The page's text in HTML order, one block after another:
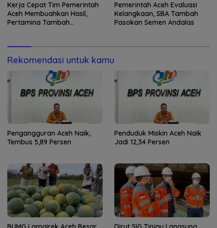
Kerja Cepat Tim Pemerintah
Aceh Membuahkan Hasil,
Pertamina Tambah
Pemerintah Aceh Evaluasi
Kelangkaan, SBA Tambah
Pasokan Semen Andalas
Rekomendasi untuk kamu
Pengangguran Aceh Naik,
Tembus 5,89 Persen
Penduduk Miskin Aceh Naik
Jadi 12,34 Persen